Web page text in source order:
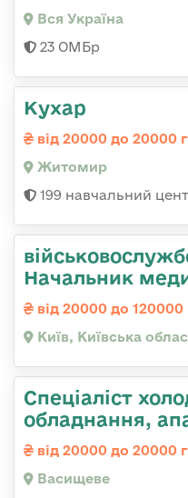
Вся Україна
23 ОМБр
Кухар
від 20000 до 20000
Житомир
199 навчальний
Начальник
від 20000 до 120000
Київ, Київська
Спеціаліст
обладнання,
від 20000 до 20000
Васищеве